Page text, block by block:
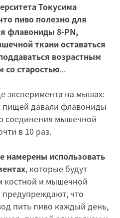
Токусима
пиво полезно для
флавониды 8-PN,
ткани оставаться
возрастным
со старостью...
эксперимента на мышах:
пищей давали флавониды
соединения мышечной
в 10 раз.
намерены использовать
, которые будут
костной и мышечной
что
пить пиво каждый день,